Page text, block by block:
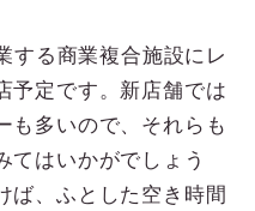
する商業複合施設にレ
予定です。新店舗では
も多いので、それらも
てはいかがでしょう
ば、ふとした空き時間